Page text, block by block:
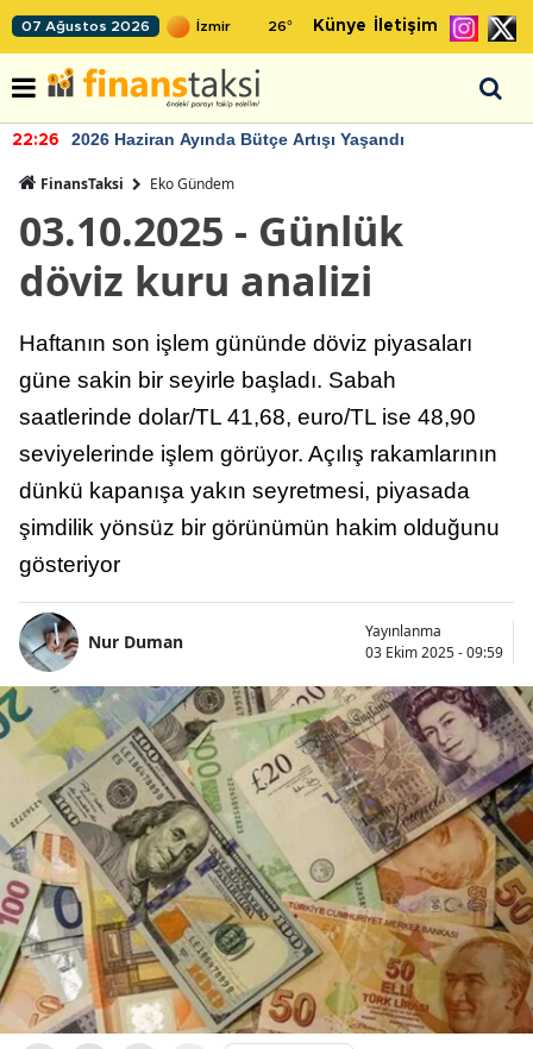
07 Ağustos 2026 26° Künye İletişim
22:26 2026 Haziran Ayında Bütçe Artışı Yaşandı
FinansTaksi Eko Gündem
03.10.2025 - Günlük
döviz kuru analizi
Haftanın son işlem gününde döviz piyasaları
güne sakin bir seyirle başladı. Sabah
saatlerinde dolar/TL 41,68, euro/TL ise 48,90
seviyelerinde işlem görüyor. Açılış rakamlarının
dünkü kapanışa yakın seyretmesi, piyasada
şimdilik yönsüz bir görünümün hakim olduğunu
gösteriyor
Nur Duman
Yayınlanma
03 Ekim 2025 - 09:59